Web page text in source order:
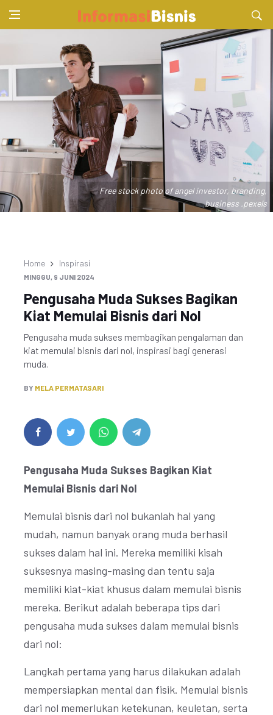
Free stock photo of angel investor, branding,
business .pexels
Home Inspirasi
MINGGU, 9 JUNI 2024
Pengusaha Muda Sukses Bagikan
Kiat Memulai Bisnis dari Nol
Pengusaha muda sukses membagikan pengalaman dan
kiat memulai bisnis dari nol, inspirasi bagi generasi
muda.
BY MELA PERMATASARI
Pengusaha Muda Sukses Bagikan Kiat
Memulai Bisnis dari Nol
Memulai bisnis dari nol bukanlah hal yang
mudah, namun banyak orang muda berhasil
sukses dalam hal ini. Mereka memiliki kisah
suksesnya masing-masing dan tentu saja
memiliki kiat-kiat khusus dalam memulai bisnis
mereka. Berikut adalah beberapa tips dari
pengusaha muda sukses dalam memulai bisnis
dari nol:
Langkah pertama yang harus dilakukan adalah
mempersiapkan mental dan fisik. Memulai bisnis
dari nol memerlukan ketekunan, keuletan, serta